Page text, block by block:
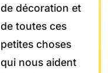
de décoration et
de toutes ces
petites choses
qui nous aident